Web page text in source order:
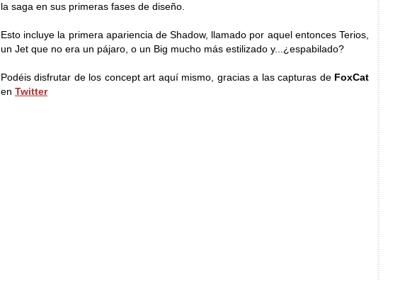
la saga en sus primeras fases de diseño.
Esto incluye la primera apariencia de Shadow, llamado por aquel entonces Terios,
un Jet que no era un pájaro, o un Big mucho más estilizado y...¿espabilado?
Podéis disfrutar de los concept art aquí mismo, gracias a las capturas de FoxCat
en Twitter